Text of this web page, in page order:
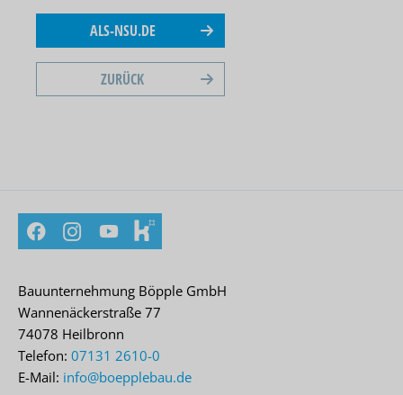
ALS-NSU.DE
ZURÜCK
FacebookInstagram
YouTubekununu
Bauunternehmung Böpple GmbH
Wannenäckerstraße 77
74078 Heilbronn
Telefon: 07131 2610-0
E-Mail: info@boepplebau.de